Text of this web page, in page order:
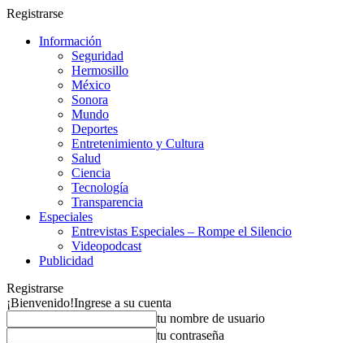
Registrarse
Información
Seguridad
Hermosillo
México
Sonora
Mundo
Deportes
Entretenimiento y Cultura
Salud
Ciencia
Tecnología
Transparencia
Especiales
Entrevistas Especiales – Rompe el Silencio
Videopodcast
Publicidad
Registrarse
¡Bienvenido!Ingrese a su cuenta
tu nombre de usuario
tu contraseña